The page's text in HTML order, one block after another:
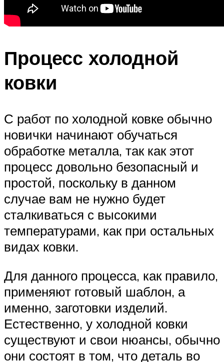
Процесс холодной
ковки
С работ по холодной ковке обычно
новички начинают обучаться
обработке металла, так как этот
процесс довольно безопасный и
простой, поскольку в данном
случае вам не нужно будет
сталкиваться с высокими
температурами, как при остальных
видах ковки.
Для данного процесса, как правило,
применяют готовый шаблон, а
именно, заготовки изделий.
Естественно, у холодной ковки
существуют и свои нюансы, обычно
они состоят в том, что деталь во